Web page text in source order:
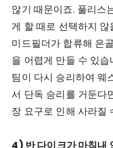
않기 때문이죠. 풀리스
게 할 때로 선택하지
미드필더가 합류해 은
을 어렵게 만들 수 있
팀이 다시 승리하여 웨
서 단독 승리를 거둔다
장 요구로 인해 사라질
4) 반 다이크가 마침내